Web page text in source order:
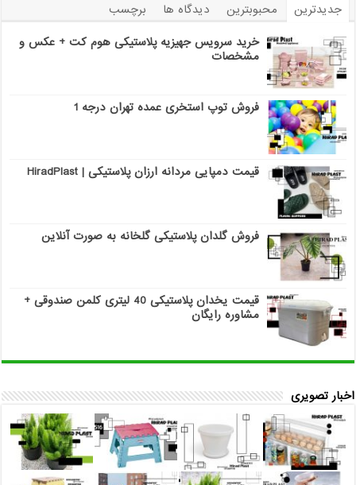
جدیدترین محبوبترین دیدگاه ها
برچسب
خرید سرویس جهیزیه پلاستیکی هوم کت + عکس و
مشخصات
فروش توپ استخری عمده تهران درجه 1
قیمت دمپایی مردانه ارزان پلاستیکی | HiradPlast
فروش گلدان پلاستیکی گلخانه به صورت آنلاین
قیمت یخدان پلاستیکی 40 لیتری کلمن صندوقی +
مشاوره رایگان
اخبار تصویری